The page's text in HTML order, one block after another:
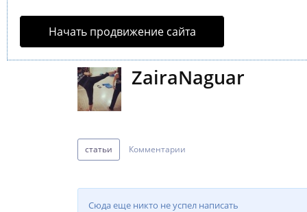
Начать продвижение сайта
ZairaNaguar
статьи Комментарии
Сюда еще никто не успел написать